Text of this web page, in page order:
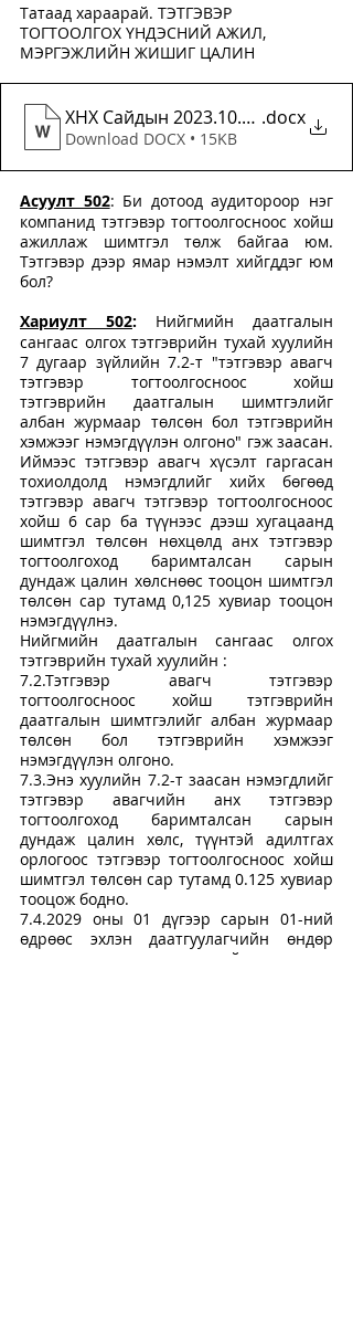
Татаад хараарай. ТЭТГЭВЭР
ТОГТООЛГОХ ҮНДЭСНИЙ АЖИЛ,
МЭРГЭЖЛИЙН ЖИШИГ ЦАЛИН
ХНХ Сайдын 2023.10.05-ны
.docx
Download DOCX • 15KB
Асуулт 502: Би дотоод аудитороор нэг
компанид тэтгэвэр тогтоолгосноос хойш
ажиллаж шимтгэл төлж байгаа юм.
Тэтгэвэр дээр ямар нэмэлт хийгддэг юм
бол?
Хариулт 502: Нийгмийн даатгалын
сангаас олгох тэтгэврийн тухай хуулийн
7 дугаар зүйлийн 7.2-т "тэтгэвэр авагч
тэтгэвэр тогтоолгосноос хойш
тэтгэврийн даатгалын шимтгэлийг
албан журмаар төлсөн бол тэтгэврийн
хэмжээг нэмэгдүүлэн олгоно" гэж заасан.
Иймээс тэтгэвэр авагч хүсэлт гаргасан
тохиолдолд нэмэгдлийг хийх бөгөөд
тэтгэвэр авагч тэтгэвэр тогтоолгосноос
хойш 6 сар ба түүнээс дээш хугацаанд
шимтгэл төлсөн нөхцөлд анх тэтгэвэр
тогтоолгоход баримталсан сарын
дундаж цалин хөлснөөс тооцон шимтгэл
төлсөн сар тутамд 0,125 хувиар тооцон
нэмэгдүүлнэ.
Нийгмийн даатгалын сангаас олгох
тэтгэврийн тухай хуулийн :
7.2.Тэтгэвэр авагч тэтгэвэр
тогтоолгосноос хойш тэтгэврийн
даатгалын шимтгэлийг албан журмаар
төлсөн бол тэтгэврийн хэмжээг
нэмэгдүүлэн олгоно.
7.3.Энэ хуулийн 7.2-т заасан нэмэгдлийг
тэтгэвэр авагчийн анх тэтгэвэр
тогтоолгоход баримталсан сарын
дундаж цалин хөлс, түүнтэй адилтгах
орлогоос тэтгэвэр тогтоолгосноос хойш
шимтгэл төлсөн сар тутамд 0.125 хувиар
тооцож бодно.
7.4.2029 оны 01 дүгээр сарын 01-ний
өдрөөс эхлэн даатгуулагчийн өндөр
насны сарын тэтгэврийн хэмжээг